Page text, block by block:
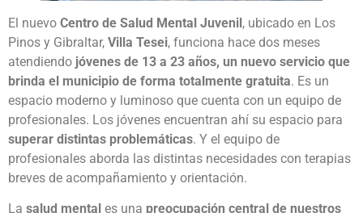
El nuevo Centro de Salud Mental Juvenil, ubicado en Los
Pinos y Gibraltar, Villa Tesei, funciona hace dos meses
atendiendo jóvenes de 13 a 23 años, un nuevo servicio que
brinda el municipio de forma totalmente gratuita. Es un
espacio moderno y luminoso que cuenta con un equipo de
profesionales. Los jóvenes encuentran ahí su espacio para
superar distintas problemáticas. Y el equipo de
profesionales aborda las distintas necesidades con terapias
breves de acompañamiento y orientación.
La salud mental es una preocupación central de nuestros